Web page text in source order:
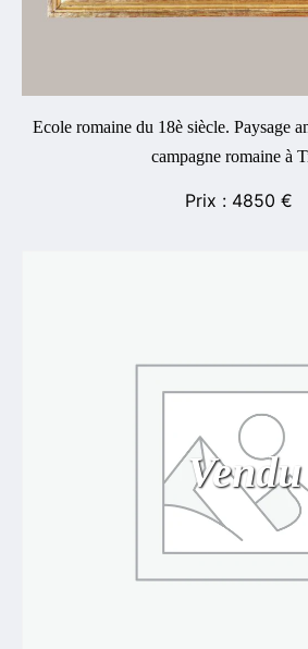
Ecole romaine du 18è siècle. Paysage
campagne romaine à
4850 €
Vendu